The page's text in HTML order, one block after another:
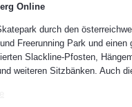
Online
durch den
Freerunning Park und einen
Slackline-Pfosten,
weiteren Sitzbänken. Auch